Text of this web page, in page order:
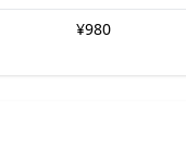
¥980